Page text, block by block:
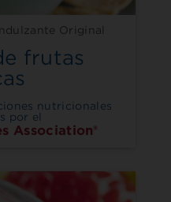
Original
frutas
nutricionales
por el
Association®